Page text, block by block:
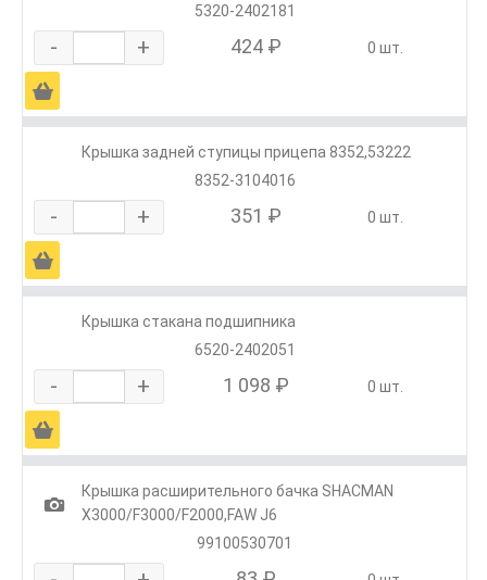
5320-2402181
- + 424 ₽ 0 шт.
Ä
Крышка задней ступицы прицепа 8352,53222
8352-3104016
- + 351 ₽ 0 шт.
Ä
Крышка стакана подшипника
6520-2402051
- + 1 098 ₽ 0 шт.
Ä
1
Крышка расширительного бачка SHACMAN
X3000/F3000/F2000,FAW J6
99100530701